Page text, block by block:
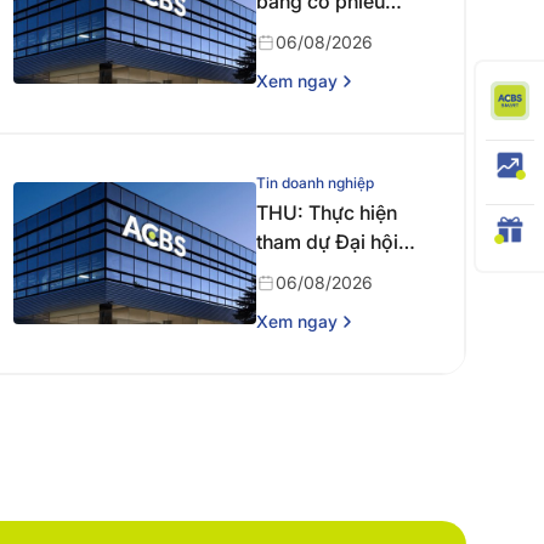
năm 2025
06/08/2026
Xem ngay
Tin doanh nghiệp
THU: Thực hiện
tham dự Đại hội
đồng cổ đông
thường niên năm
2026
06/08/2026
Xem ngay